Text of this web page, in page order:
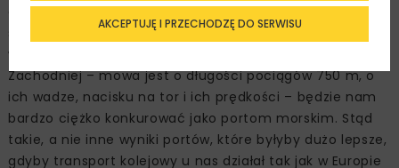
dojeżdżają do portów bądź te porty opuszczają. Bez
skomunikowania portów na odpowiednim poziomie, bez
wyregulowania parametrów na poziomie Europy
Zachodniej – mowa jest o długości pociągów 750 m, o
ich wadze, nacisku na tor i ich prędkości – będzie nam
bardzo ciężko konkurować jako portom morskim. Stąd
takie, a nie inne wyniki portów, które byłyby dużo lepsze,
gdyby transport kolejowy u nas działał tak jak w Europie
AKCEPTUJĘ I PRZECHODZĘ DO SERWISU